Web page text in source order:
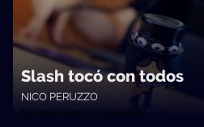
Slash tocó con todos
NICO PERUZZO
No Toquen Nada • 06/02/2024